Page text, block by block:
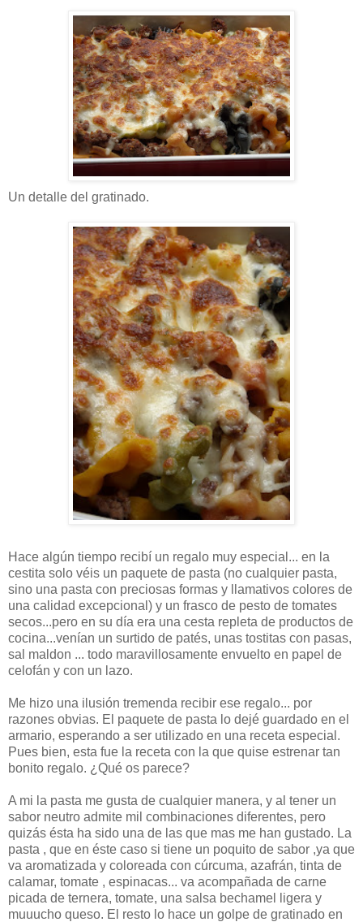
Un detalle del gratinado.
Hace algún tiempo recibí un regalo muy especial... en la
cestita solo véis un paquete de pasta (no cualquier pasta,
sino una pasta con preciosas formas y llamativos colores de
una calidad excepcional) y un frasco de pesto de tomates
secos...pero en su día era una cesta repleta de productos de
cocina...venían un surtido de patés, unas tostitas con pasas,
sal maldon ... todo maravillosamente envuelto en papel de
celofán y con un lazo.
Me hizo una ilusión tremenda recibir ese regalo... por
razones obvias. El paquete de pasta lo dejé guardado en el
armario, esperando a ser utilizado en una receta especial.
Pues bien, esta fue la receta con la que quise estrenar tan
bonito regalo. ¿Qué os parece?
A mi la pasta me gusta de cualquier manera, y al tener un
sabor neutro admite mil combinaciones diferentes, pero
quizás ésta ha sido una de las que mas me han gustado. La
pasta , que en éste caso si tiene un poquito de sabor ,ya que
va aromatizada y coloreada con cúrcuma, azafrán, tinta de
calamar, tomate , espinacas... va acompañada de carne
picada de ternera, tomate, una salsa bechamel ligera y
muuucho queso. El resto lo hace un golpe de gratinado en